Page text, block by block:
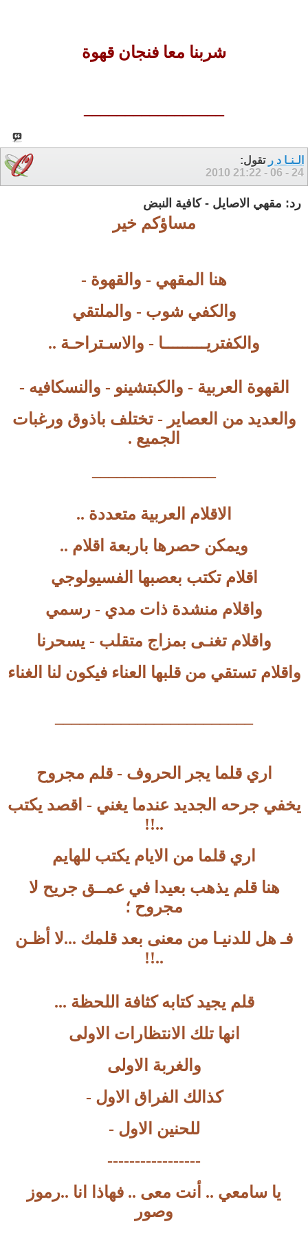
شربنا معا فنجان قهوة
الـنـا د ر تقول:
24 - 06 - 2010
21:22
رد: مقهي الاصايل - كافية النبض
مساؤكم خير
هنا المقهي - والقهوة -
والكفي شوب - والملتقي
والكفتريـــــــــا - والاسـتراحـة ..
القهوة العربية - والكبتشينو - والنسكافيه -
والعديد من العصاير - تختلف باذوق ورغبات
الجميع .
الاقلام العربية متعددة ..
ويمكن حصرها باربعة اقلام ..
اقلام تكتب بعصبها الفسيولوجي
واقلام منشدة ذات مدي - رسمي
واقلام تغنـى بمزاج متقلب - يسحرنا
واقلام تستقي من قلبها العناء فيكون لنا الغناء
اري قلما يجر الحروف - قلم مجروح
يخفي جرحه الجديد عندما يغني - اقصد يكتب
..!!
اري قلما من الايام يكتب للهايم
هنا قلم يذهب بعيدا في عمــق جريح لا
مجروح ؛
فـ هل للدنيـا من معنى بعد قلمك ...لا أظـن
..!!
قلم يجيد كتابه كثافة اللحظة ...
انها تلك الانتظارات الاولى
والغربة الاولى
كذالك الفراق الاول -
للحنين الاول -
-----------------
يا سامعي .. أنت معى .. فهاذا انا ..رموز
وصور